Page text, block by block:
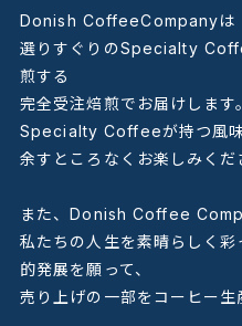
Donish CoffeeCompanyは
選りすぐりのSpecialty
煎する
完全受注焙煎でお届けします
Specialty Coffeeが持つ風
余すところなくお楽しみくだ
また、Donish Coffee
私たちの人生を素晴らしく
的発展を願って、
売り上げの一部をコーヒー生